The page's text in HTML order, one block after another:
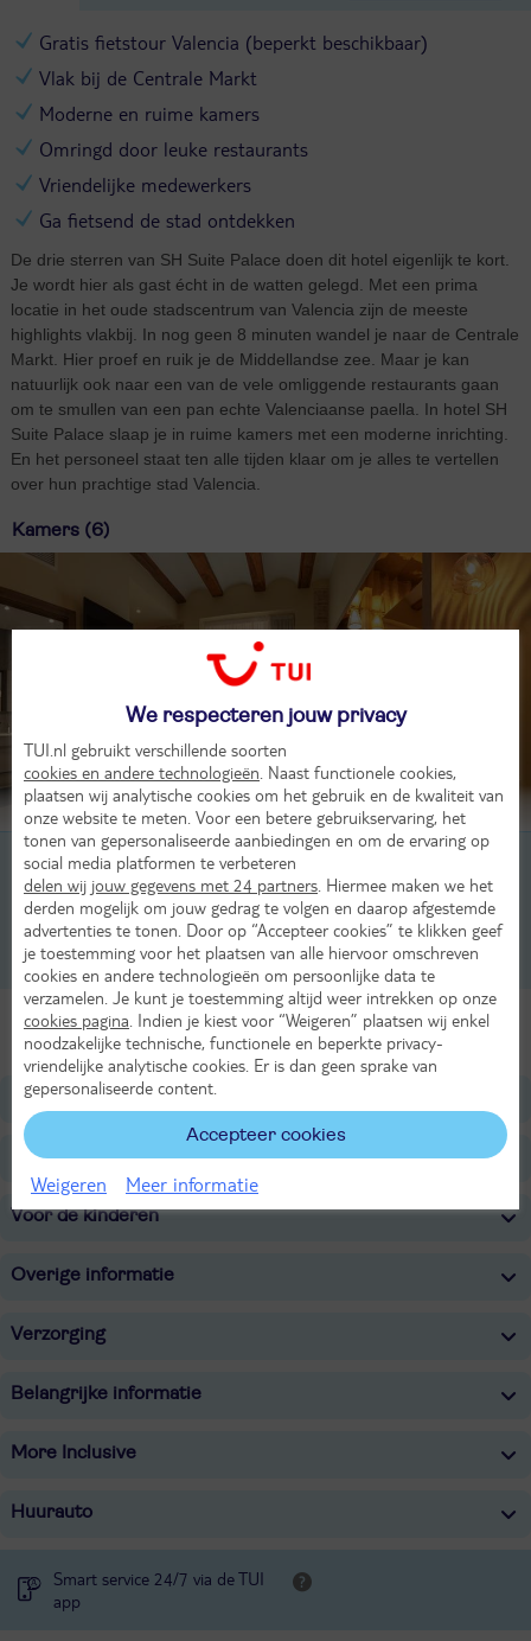
Gratis fietstour Valencia (beperkt beschikbaar)
Vlak bij de Centrale Markt
Moderne en ruime kamers
Omringd door leuke restaurants
Vriendelijke medewerkers
Ga fietsend de stad ontdekken
De drie sterren van SH Suite Palace doen dit hotel eigenlijk te kort.
Je wordt hier als gast écht in de watten gelegd. Met een prima
locatie in het oude stadscentrum van Valencia zijn de meeste
highlights vlakbij. In nog geen 8 minuten wandel je naar de Centrale
Markt. Hier proef en ruik je de Middellandse zee. Maar je kan
natuurlijk ook naar een van de vele omliggende restaurants gaan
om te smullen van een pan echte Valenciaanse paella. In hotel SH
Suite Palace slaap je in ruime kamers met een moderne inrichting.
En het personeel staat ten alle tijden klaar om je alles te vertellen
over hun prachtige stad Valencia.
Kamers (6)
Beoordeling van 17 TUI-gasten
2-persoonskamer, Standard, 1-2 pers
2-persoonskamer, Superior, 1-2 pers
2-persoonskamer, 2-2 pers
Alle Kamers
Ligging
Faciliteiten
Voor de kinderen
Overige informatie
Verzorging
Belangrijke informatie
More Inclusive
Huurauto
Smart service 24/7 via de TUI
app
We respecteren jouw privacy
TUI.nl gebruikt verschillende soorten
cookies en andere technologieën . Naast functionele cookies,
plaatsen wij analytische cookies om het gebruik en de kwaliteit van
onze website te meten. Voor een betere gebruikservaring, het
tonen van gepersonaliseerde aanbiedingen en om de ervaring op
social media platformen te verbeteren
delen wij jouw gegevens met 24 partners . Hiermee maken we het
derden mogelijk om jouw gedrag te volgen en daarop afgestemde
advertenties te tonen. Door op “Accepteer cookies” te klikken geef
je toestemming voor het plaatsen van alle hiervoor omschreven
cookies en andere technologieën om persoonlijke data te
verzamelen. Je kunt je toestemming altijd weer intrekken op onze
cookies pagina . Indien je kiest voor “Weigeren” plaatsen wij enkel
noodzakelijke technische, functionele en beperkte privacy-
vriendelijke analytische cookies. Er is dan geen sprake van
gepersonaliseerde content.
Accepteer cookies
Weigeren Meer informatie